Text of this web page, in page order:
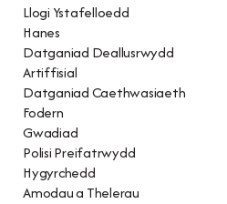
Llogi Ystafelloedd
Hanes
Datganiad Deallusrwydd
Artiffisial
Datganiad Caethwasiaeth
Fodern
Gwadiad
Polisi Preifatrwydd
Hygyrchedd
Amodau a Thelerau